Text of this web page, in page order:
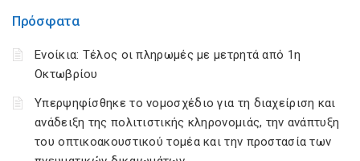
Πρόσφατα
Ενοίκια: Τέλος οι πληρωμές με μετρητά από 1η
Οκτωβρίου
Υπερψηφίσθηκε το νομοσχέδιο για τη διαχείριση και
ανάδειξη της πολιτιστικής κληρονομιάς, την ανάπτυξη
του οπτικοακουστικού τομέα και την προστασία των